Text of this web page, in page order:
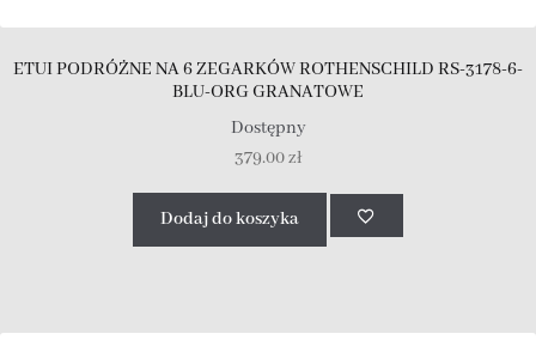
ETUI PODRÓŻNE NA 6 ZEGARKÓW ROTHENSCHILD RS-3178-6-
BLU-ORG GRANATOWE
Dostępny
379.00zł
Dodaj do koszyka